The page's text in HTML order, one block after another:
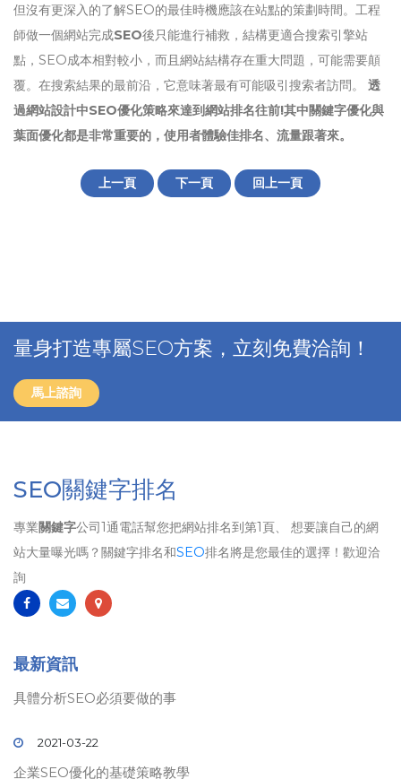
但沒有更深入的了解SEO的最佳時機應該在站點的策劃時間。工程
師做一個網站完成SEO後只能進行補救，結構更適合搜索引擎站
點，SEO成本相對較小，而且網站結構存在重大問題，可能需要顛
覆。在搜索結果的最前沿，它意味著最有可能吸引搜索者訪問。
透
過網站設計中SEO優化策略來達到網站排名往前!其中關鍵字優化與
葉面優化都是非常重要的，使用者體驗佳排名、流量跟著來。
上一頁 下一頁 回上一頁
量身打造專屬SEO方案，立刻免費洽詢！
馬上諮詢
SEO關鍵字排名
專業關鍵字公司1通電話幫您把網站排名到第1頁、 想要讓自己的網
站大量曝光嗎？關鍵字排名和SEO排名將是您最佳的選擇！歡迎洽
詢
最新資訊
具體分析SEO必須要做的事
2021-03-22
企業SEO優化的基礎策略教學